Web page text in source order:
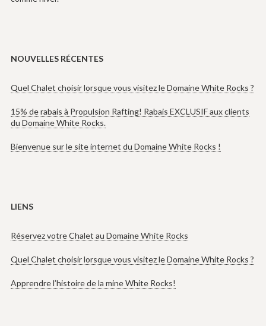
NOUVELLES RÉCENTES
Quel Chalet choisir lorsque vous visitez le Domaine White Rocks ?
15% de rabais à Propulsion Rafting! Rabais EXCLUSIF aux clients
du Domaine White Rocks.
Bienvenue sur le site internet du Domaine White Rocks !
LIENS
Réservez votre Chalet au Domaine White Rocks
Quel Chalet choisir lorsque vous visitez le Domaine White Rocks ?
Apprendre l’histoire de la mine White Rocks!